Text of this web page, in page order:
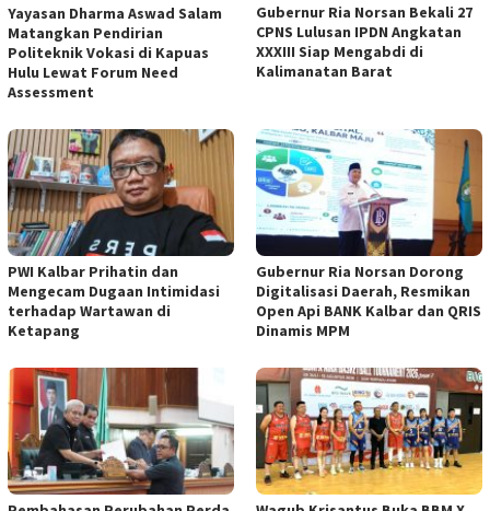
Yayasan Dharma Aswad Salam
Matangkan Pendirian
Politeknik Vokasi di Kapuas
Hulu Lewat Forum Need
Assessment
Gubernur Ria Norsan Bekali 27
CPNS Lulusan IPDN Angkatan
XXXIII Siap Mengabdi di
Kalimanatan Barat
PWI Kalbar Prihatin dan
Mengecam Dugaan Intimidasi
terhadap Wartawan di
Ketapang
Gubernur Ria Norsan Dorong
Digitalisasi Daerah, Resmikan
Open Api BANK Kalbar dan QRIS
Dinamis MPM